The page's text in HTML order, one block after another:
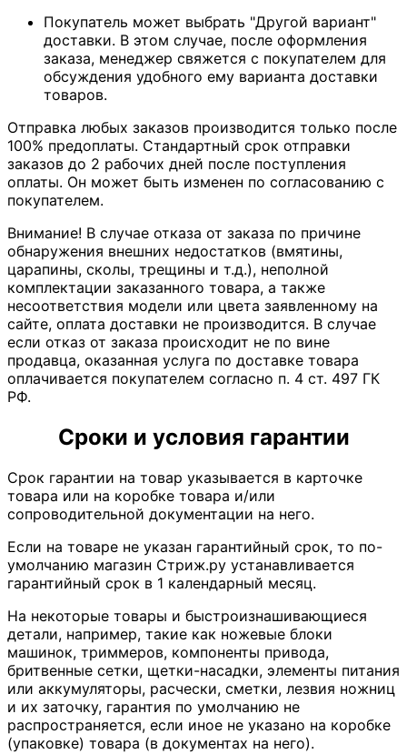
Покупатель может выбрать "Другой вариант"
доставки. В этом случае, после оформления
заказа, менеджер свяжется с покупателем для
обсуждения удобного ему варианта доставки
товаров.
Отправка любых заказов производится только после
100% предоплаты. Стандартный срок отправки
заказов до 2 рабочих дней после поступления
оплаты. Он может быть изменен по согласованию с
покупателем.
Внимание! В случае отказа от заказа по причине
обнаружения внешних недостатков (вмятины,
царапины, сколы, трещины и т.д.), неполной
комплектации заказанного товара, а также
несоответствия модели или цвета заявленному на
сайте, оплата доставки не производится. В случае
если отказ от заказа происходит не по вине
продавца, оказанная услуга по доставке товара
оплачивается покупателем согласно п. 4 ст. 497 ГК
РФ.
Сроки и условия гарантии
Срок гарантии на товар указывается в карточке
товара или на коробке товара и/или
сопроводительной документации на него.
Если на товаре не указан гарантийный срок, то по-
умолчанию магазин Стриж.ру устанавливается
гарантийный срок в 1 календарный месяц.
На некоторые товары и быстроизнашивающиеся
детали, например, такие как ножевые блоки
машинок, триммеров, компоненты привода,
бритвенные сетки, щетки-насадки, элементы питания
или аккумуляторы, расчески, сметки, лезвия ножниц
и их заточку, гарантия по умолчанию не
распространяется, если иное не указано на коробке
(упаковке) товара (в документах на него).